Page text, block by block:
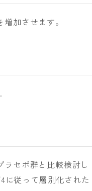
加させます。
セボ群と比較検討し
に従って層別化された